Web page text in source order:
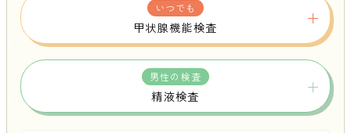
いつでも
甲状腺機能検査
男性の検査
精液検査